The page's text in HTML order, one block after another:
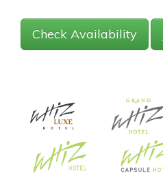
Check Availability